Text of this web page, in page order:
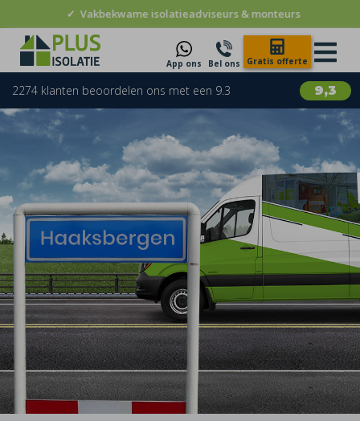
✓ Vakbekwame isolatieadviseurs & monteurs
App ons Bel ons Gratis offerte
9,3
2274 klanten beoordelen ons met een 9.3